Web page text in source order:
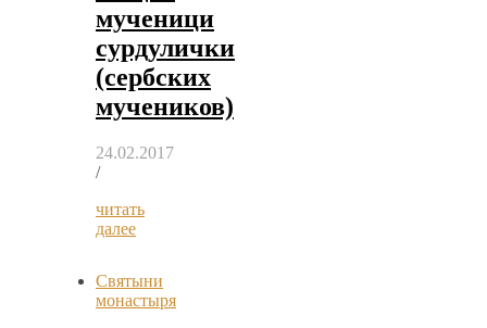
мученици
сурдулички
(сербских
мучеников)
24.02.2017
/
читать
далее
Святыни
монастыря